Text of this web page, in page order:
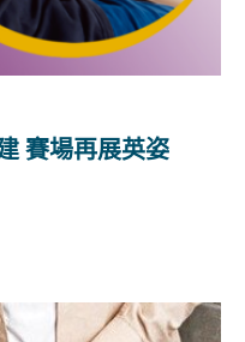
賽場再展英姿